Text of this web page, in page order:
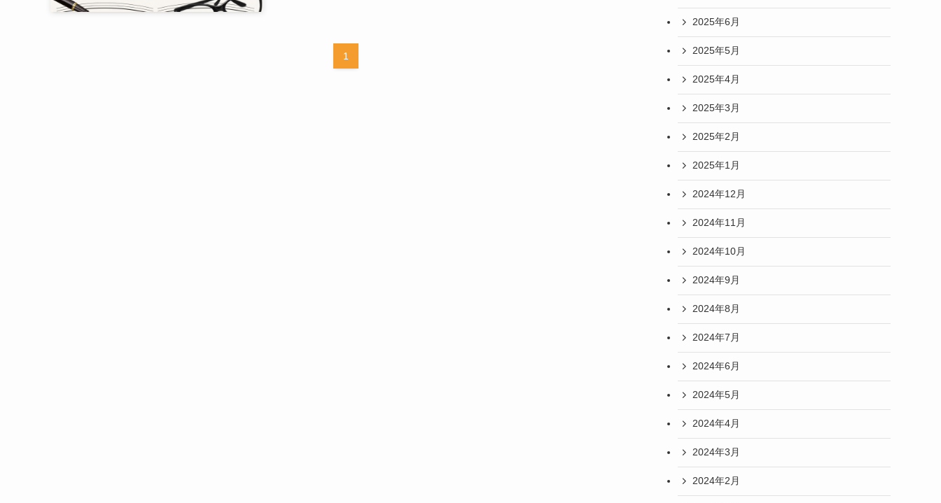
1
2025年6月
2025年5月
2025年4月
2025年3月
2025年2月
2025年1月
2024年12月
2024年11月
2024年10月
2024年9月
2024年8月
2024年7月
2024年6月
2024年5月
2024年4月
2024年3月
2024年2月